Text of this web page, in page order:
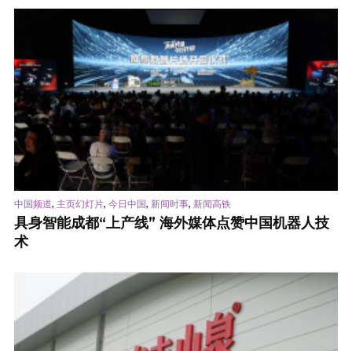
中国频道, 主页幻灯片, 今日中国, 新闻时事, 新闻高铁
具身智能成都“上产线” 海外媒体点赞中国机器人技
术